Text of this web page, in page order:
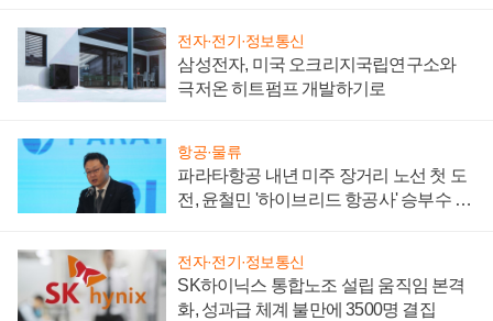
전자·전기·정보통신
삼성전자, 미국 오크리지국립연구소와
극저온 히트펌프 개발하기로
항공·물류
파라타항공 내년 미주 장거리 노선 첫 도
전, 윤철민 '하이브리드 항공사' 승부수 통
전자·전기·정보통신
SK하이닉스 통합노조 설립 움직임 본격
화, 성과급 체계 불만에 3500명 결집